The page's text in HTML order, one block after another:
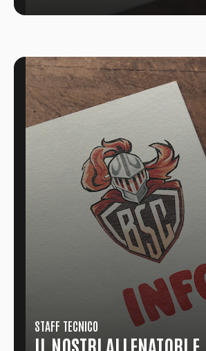
STAFF TECNICO
IL NOSTRI ALLENATORI E